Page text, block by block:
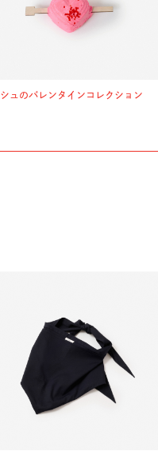
ュのバレンタインコレクション